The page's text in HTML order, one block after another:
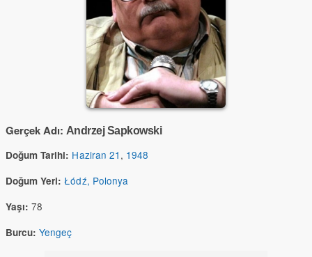
Gerçek Adı: Andrzej Sapkowski
Doğum Tarihi: Haziran 21 , 1948
Doğum Yeri: Łódź, Polonya
Yaşı: 78
Burcu: Yengeç